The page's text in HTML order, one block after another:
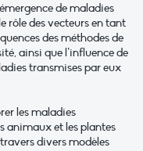
de maladies
rôle des vecteurs en tant
des méthodes de
ainsi que l’influence de
transmises par eux
les maladies
animaux et les plantes
divers modèles